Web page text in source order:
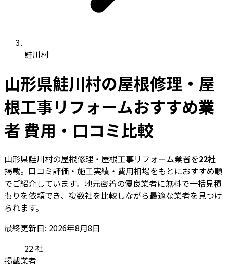
鮭川村
山形県鮭川村の屋根修理・屋
根工事リフォームおすすめ業
者 費用・口コミ比較
山形県鮭川村の屋根修理・屋根工事リフォーム業者を22社
掲載。口コミ評価・施工実績・費用相場をもとにおすすめ順
でご紹介しています。地元密着の優良業者に無料で一括見積
もりを依頼でき、複数社を比較しながら最適な業者を見つけ
られます。
最終更新日: 2026年8月8日
22社
掲載業者